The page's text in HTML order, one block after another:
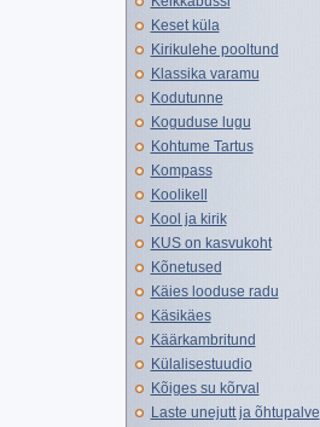
Keset küla
Kirikulehe pooltund
Klassika varamu
Kodutunne
Koguduse lugu
Kohtume Tartus
Kompass
Koolikell
Kool ja kirik
KUS on kasvukoht
Kõnetused
Käies looduse radu
Käsikäes
Käärkambritund
Külalisestuudio
Kõiges su kõrval
Laste unejutt ja õhtupalve